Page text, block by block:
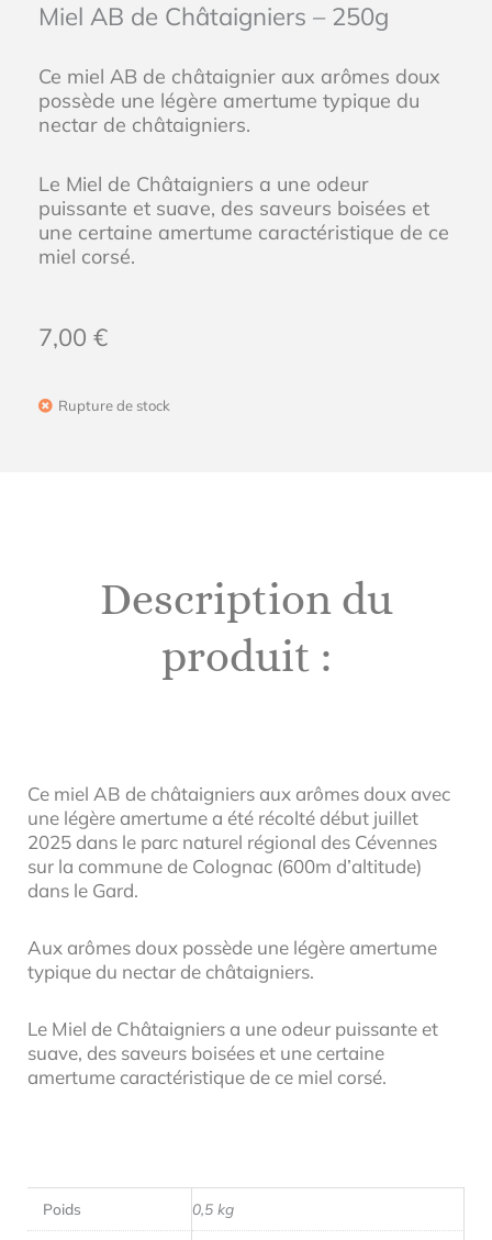
Miel AB de Châtaigniers – 250g
Ce miel AB de châtaignier aux arômes doux
possède une légère amertume typique du
nectar de châtaigniers.
Le Miel de Châtaigniers a une odeur
puissante et suave, des saveurs boisées et
une certaine amertume caractéristique de ce
miel corsé.
7,00 €
Rupture de stock
Description du
produit :
Ce miel AB de châtaigniers aux arômes doux avec
une légère amertume a été récolté début juillet
2025 dans le parc naturel régional des Cévennes
sur la commune de Colognac (600m d’altitude)
dans le Gard.
Aux arômes doux possède une légère amertume
typique du nectar de châtaigniers.
Le Miel de Châtaigniers a une odeur puissante et
suave, des saveurs boisées et une certaine
amertume caractéristique de ce miel corsé.
Poids 0,5 kg